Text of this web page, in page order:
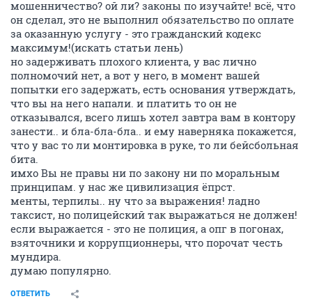
мошенничество? ой ли? законы по изучайте! всё, что
он сделал, это не выполнил обязательство по оплате
за оказанную услугу - это гражданский кодекс
максимум!(искать статьи лень)
но задерживать плохого клиента, у вас лично
полномочий нет, а вот у него, в момент вашей
попытки его задержать, есть основания утверждать,
что вы на него напали. и платить то он не
отказывался, всего лишь хотел завтра вам в контору
занести.. и бла-бла-бла.. и ему наверняка покажется,
что у вас то ли монтировка в руке, то ли бейсбольная
бита.
имхо Вы не правы ни по закону ни по моральным
принципам. у нас же цивилизация ёпрст.
менты, терпилы.. ну что за выражения! ладно
таксист, но полицейский так выражаться не должен!
если выражается - это не полиция, а опг в погонах,
взяточники и коррупционнеры, что порочат честь
мундира.
думаю популярно.
ОТВЕТИТЬ